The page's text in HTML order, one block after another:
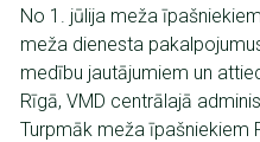
No 1. jūlija meža
meža dienesta
medību jautājumiem un
Rīgā, VMD centrālajā
Turpmāk meža īpašniekiem